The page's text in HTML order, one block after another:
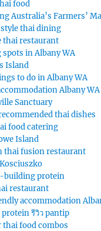
food
Australia’s Farmers’
thai dining
thai restaurant
in Albany WA
Island
to do in Albany WA
Albany WA
Sanctuary
thai dishes
food catering
Island
thai fusion restaurant
building protein
restaurant
accommodation
protein รีวิว pantip
thai food combos